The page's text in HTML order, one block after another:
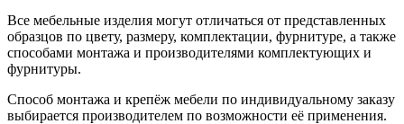
Все мебельные изделия могут отличаться от представленных
образцов по цвету, размеру, комплектации, фурнитуре, а также
способами монтажа и производителями комплектующих и
фурнитуры.
Способ монтажа и крепёж мебели по индивидуальному заказу
выбирается производителем по возможности её применения.